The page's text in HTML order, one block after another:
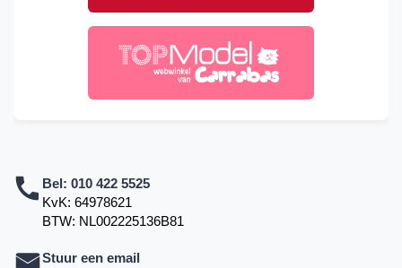
Bel: 010 422 5525
KvK: 64978621
BTW: NL002225136B81
Stuur een email